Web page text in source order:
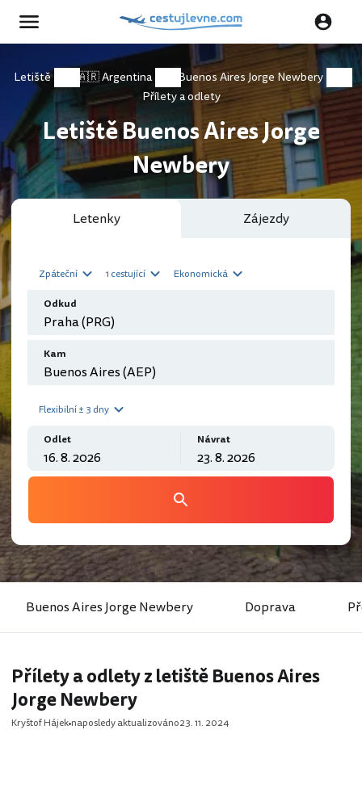
Letiště 🇦🇷 Argentina
Buenos Aires Jorge Newbery
Přílety a odlety
Letiště Buenos Aires Jorge
Newbery
Letenky Zájezdy
Zpáteční 1 cestující Ekonomická
Odkud
Kam
Flexibilní ± 3 dny
Odlet Návrat
Buenos Aires Jorge Newbery Doprava
Přílety a odlety z letiště Buenos Aires
Jorge Newbery
Kryštof Hájek naposledy aktualizováno23. 11. 2024